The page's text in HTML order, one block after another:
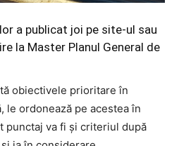
a publicat joi pe site-ul sau
la Master Planul General de
obiectivele prioritare în
le ordonează pe acestea în
punctaj va fi şi criteriul după